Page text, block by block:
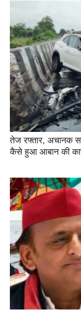
तेज रफ्तार, अचानक
कैसे हुआ आबान की कार